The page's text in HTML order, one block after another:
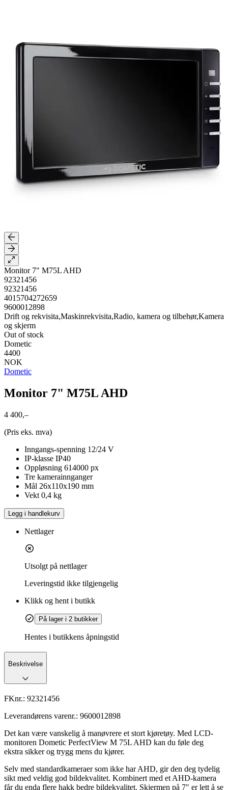
Monitor 7" M75L AHD
92321456
92321456
4015704272659
9600012898
Drift og rekvisita,Maskinrekvisita,Radio, kamera og tilbehør,Kamera
og skjerm
Out of stock
Dometic
4400
NOK
Dometic
Monitor 7" M75L AHD
4 400,–
(Pris eks. mva)
Inngangs-spenning 12/24 V
IP-klasse IP40
Oppløsning 614000 px
Tre kamerainnganger
Mål 26x110x190 mm
Vekt 0,4 kg
Legg i handlekurv
Nettlager
Utsolgt på nettlager
Leveringstid ikke tilgjengelig
Klikk og hent i butikk
På lager i 2 butikker
Hentes i butikkens åpningstid
Beskrivelse
FKnr.: 92321456
Leverandørens varenr.: 9600012898
Det kan være vanskelig å manøvrere et stort kjøretøy. Med LCD-
monitoren Dometic PerfectView M 75L AHD kan du føle deg
ekstra sikker og trygg mens du kjører.
Selv med standardkameraer som ikke har AHD, gir den deg tydelig
sikt med veldig god bildekvalitet. Kombinert med et AHD-kamera
får du enda flere hakk bedre bildekvalitet. Skjermen på 7" er lett å se